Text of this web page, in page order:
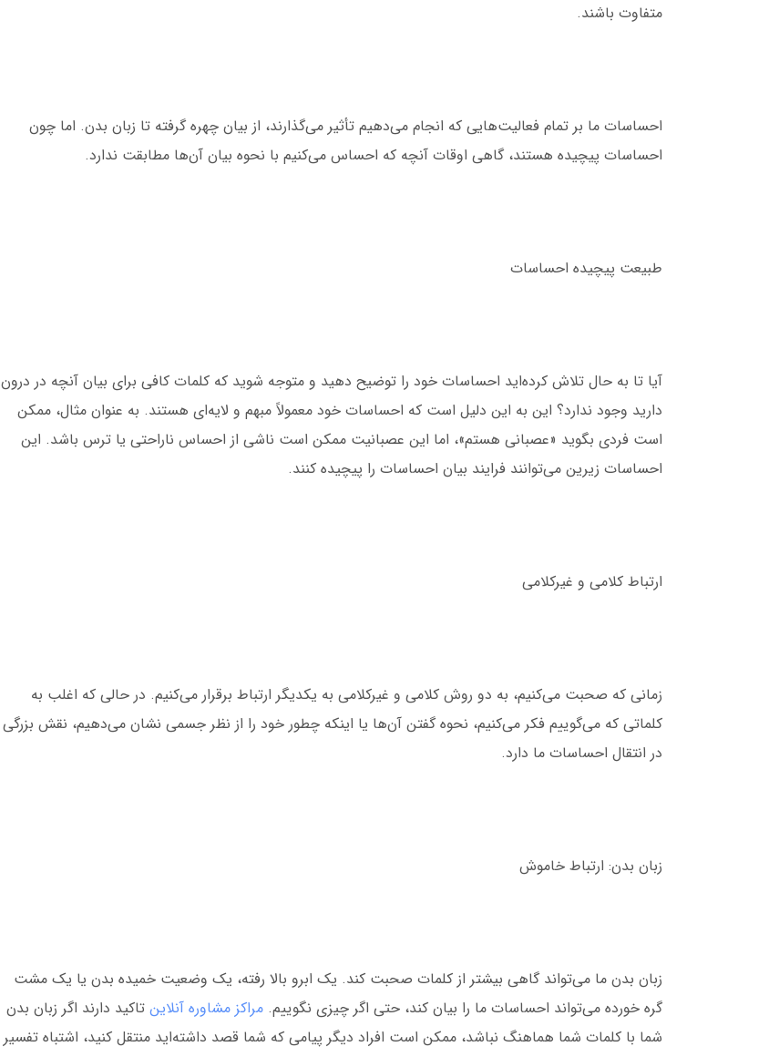
متفاوت باشند.
احساسات ما بر تمام فعالیت‌هایی که انجام می‌دهیم تأثیر می‌گذارند، از بیان چهره گرفته تا زبان بدن. اما چون
احساسات پیچیده هستند، گاهی اوقات آنچه که احساس می‌کنیم با نحوه بیان آن‌ها مطابقت ندارد.
طبیعت پیچیده احساسات
آیا تا به حال تلاش کرده‌اید احساسات خود را توضیح دهید و متوجه شوید که کلمات کافی برای بیان آنچه در درون
دارید وجود ندارد؟ این به این دلیل است که احساسات خود معمولاً مبهم و لایه‌ای هستند. به عنوان مثال، ممکن
است فردی بگوید «عصبانی هستم»، اما این عصبانیت ممکن است ناشی از احساس ناراحتی یا ترس باشد. این
احساسات زیرین می‌توانند فرایند بیان احساسات را پیچیده کنند.
ارتباط کلامی و غیرکلامی
زمانی که صحبت می‌کنیم، به دو روش کلامی و غیرکلامی به یکدیگر ارتباط برقرار می‌کنیم. در حالی که اغلب به
کلماتی که می‌گوییم فکر می‌کنیم، نحوه گفتن آن‌ها یا اینکه چطور خود را از نظر جسمی نشان می‌دهیم، نقش بزرگی
در انتقال احساسات ما دارد.
زبان بدن: ارتباط خاموش
زبان بدن ما می‌تواند گاهی بیشتر از کلمات صحبت کند. یک ابرو بالا رفته، یک وضعیت خمیده بدن یا یک مشت
گره خورده می‌تواند احساسات ما را بیان کند، حتی اگر چیزی نگوییم. مراکز مشاوره آنلاین تاکید دارند اگر زبان بدن
شما با کلمات شما هماهنگ نباشد، ممکن است افراد دیگر پیامی که شما قصد داشته‌اید منتقل کنید، اشتباه تفسیر